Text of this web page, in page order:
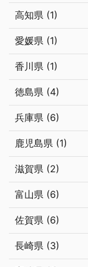
高知県 (1)
愛媛県 (1)
香川県 (1)
徳島県 (4)
兵庫県 (6)
鹿児島県 (1)
滋賀県 (2)
富山県 (6)
佐賀県 (6)
長崎県 (3)